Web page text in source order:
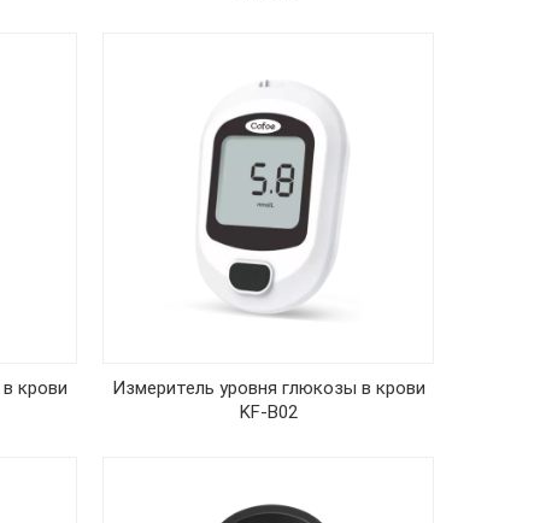
крови
Измеритель уровня глюкозы в крови
KF-B02